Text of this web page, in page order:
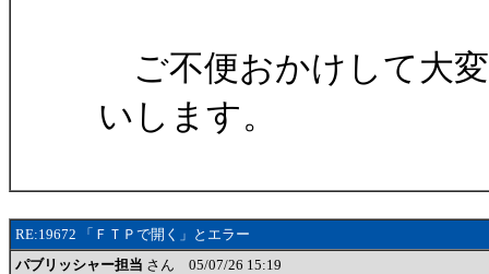
ご不便おかけして大
いします。
RE:19672 「ＦＴＰで開く」とエラー
パブリッシャー担当 さん 05/07/26 15:19